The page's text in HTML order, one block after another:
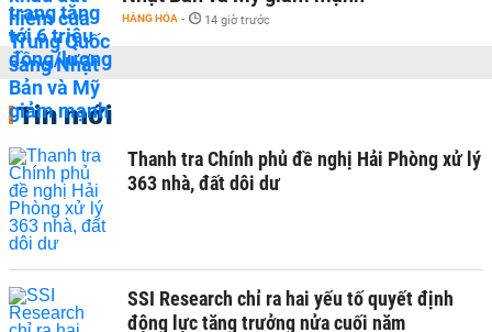
HÀNG HÓA - 14 giờ trước
Tin mới
Thanh tra Chính phủ đề nghị Hải Phòng xử lý
363 nhà, đất dôi dư
SSI Research chỉ ra hai yếu tố quyết định
động lực tăng trưởng nửa cuối năm